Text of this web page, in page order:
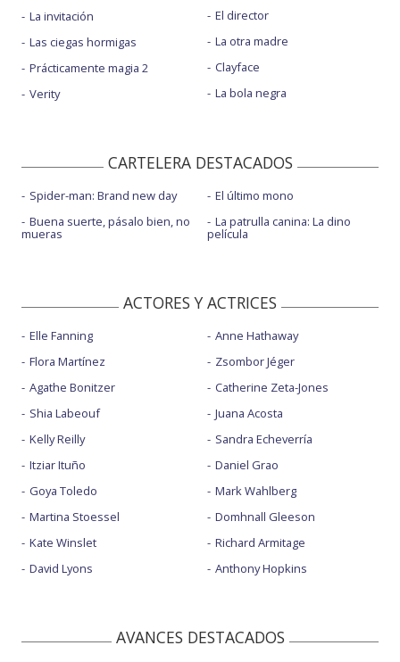
La invitación
Las ciegas hormigas
Prácticamente magia 2
Verity
El director
La otra madre
Clayface
La bola negra
CARTELERA DESTACADOS
Spider-man: Brand new day
Buena suerte, pásalo bien, no
mueras
El último mono
La patrulla canina: La dino
película
ACTORES Y ACTRICES
Elle Fanning
Flora Martínez
Agathe Bonitzer
Shia Labeouf
Kelly Reilly
Itziar Ituño
Goya Toledo
Martina Stoessel
Kate Winslet
David Lyons
Anne Hathaway
Zsombor Jéger
Catherine Zeta-Jones
Juana Acosta
Sandra Echeverría
Daniel Grao
Mark Wahlberg
Domhnall Gleeson
Richard Armitage
Anthony Hopkins
AVANCES DESTACADOS